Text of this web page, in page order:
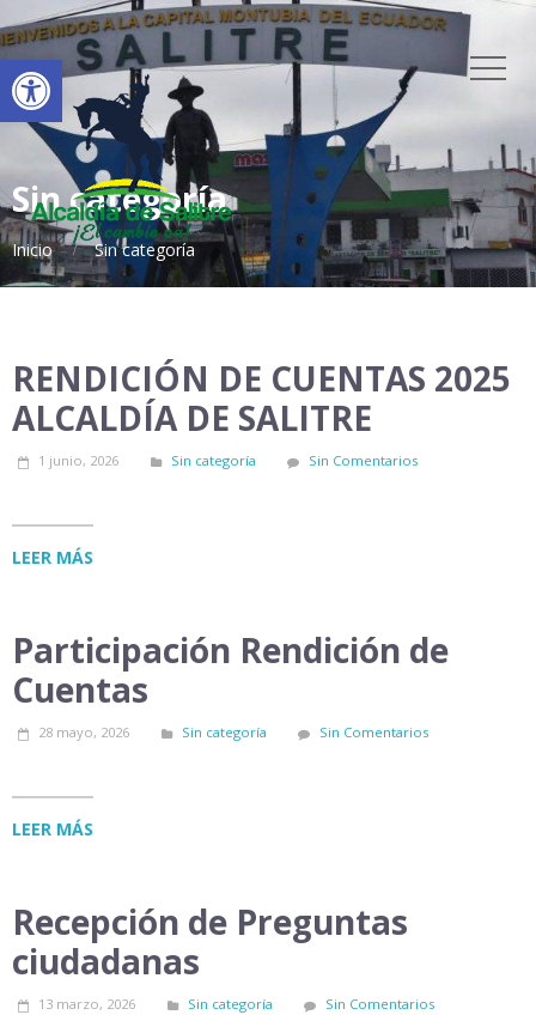
Abrir barra de herramientas
Sin categoría
Inicio Sin categoría
RENDICIÓN DE CUENTAS 2025
ALCALDÍA DE SALITRE
1 junio, 2026 Sin categoría Sin Comentarios
LEER MÁS
Participación Rendición de
Cuentas
28 mayo, 2026 Sin categoría Sin Comentarios
LEER MÁS
Recepción de Preguntas
ciudadanas
13 marzo, 2026 Sin categoría Sin Comentarios